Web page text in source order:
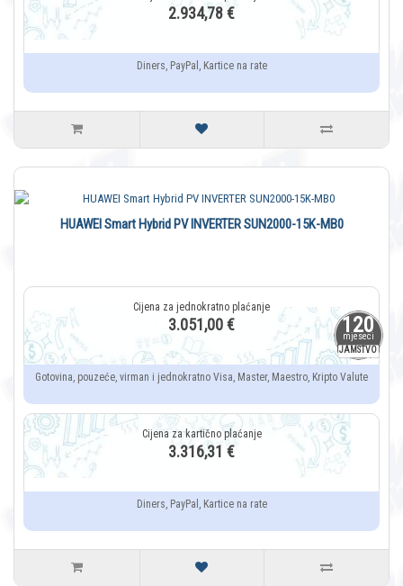
2.934,78 €
Diners, PayPal, Kartice na rate
120
mjeseci
JAMSTVO
HUAWEI Smart Hybrid PV INVERTER SUN2000-15K-MB0
3.051,00 €
Gotovina, pouzeće, virman i jednokratno Visa, Master, Maestro, Kripto Valute
3.316,31 €
Diners, PayPal, Kartice na rate